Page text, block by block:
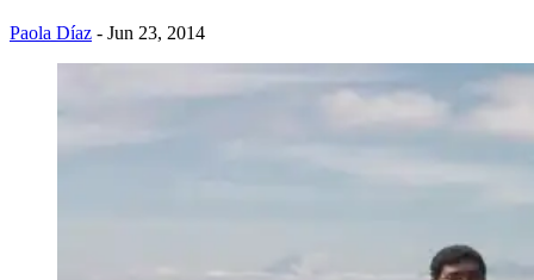
Paola Díaz - Jun 23, 2014